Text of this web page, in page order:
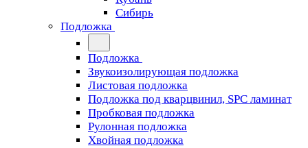
Сибирь
Подложка
Подложка
Звукоизолирующая подложка
Листовая подложка
Подложка под кварцвинил, SPC ламинат
Пробковая подложка
Рулонная подложка
Хвойная подложка